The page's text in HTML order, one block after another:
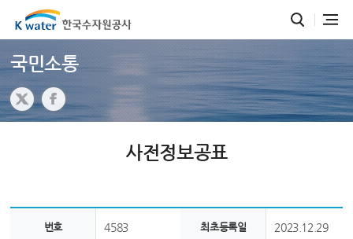
국민소통
사전정보공표
번호 4583 최초등록일 2023.12.29